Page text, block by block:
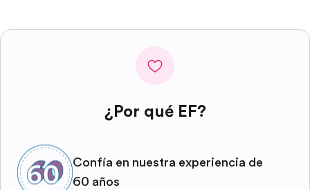
¿Por qué EF?
Confía en nuestra experiencia de
60 años